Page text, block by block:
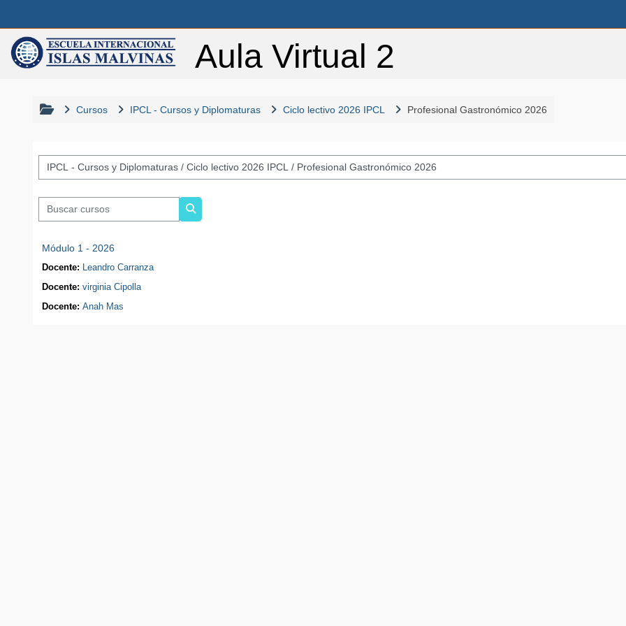
Aula Virtual 2
Cursos IPCL - Cursos y Diplomaturas Ciclo lectivo 2026 IPCL Profesional Gastronómico 2026
Categorías del curso
Buscar cursos
Módulo 1 - 2026
Docente: Leandro Carranza
Docente: virginia Cipolla
Docente: Anah Mas